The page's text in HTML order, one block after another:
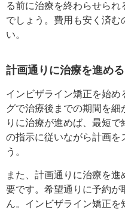
る前に治療を終わらせら
でしょう。費用も安く済む
い。
計画通りに治療を進める
インビザライン矯正を始
グで治療後までの期間を細
りに治療が進めば、最短
の指示に従いながら計画を
う。
また、計画通りに治療を
要です。希望通りに予約
ん。インビザライン矯正